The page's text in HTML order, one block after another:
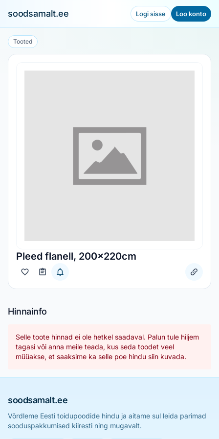
soodsamalt.ee Logi sisse Loo konto
Tooted
Pleed flanell, 200x220cm
Hinnainfo
Selle toote hinnad ei ole hetkel saadaval. Palun tule hiljem
tagasi või anna meile teada, kus seda toodet veel
müüakse, et saaksime ka selle poe hindu siin kuvada.
soodsamalt.ee
Võrdleme Eesti toidupoodide hindu ja aitame sul leida parimad
sooduspakkumised kiiresti ning mugavalt.